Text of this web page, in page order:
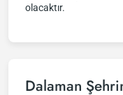
olacaktır.
Dalaman